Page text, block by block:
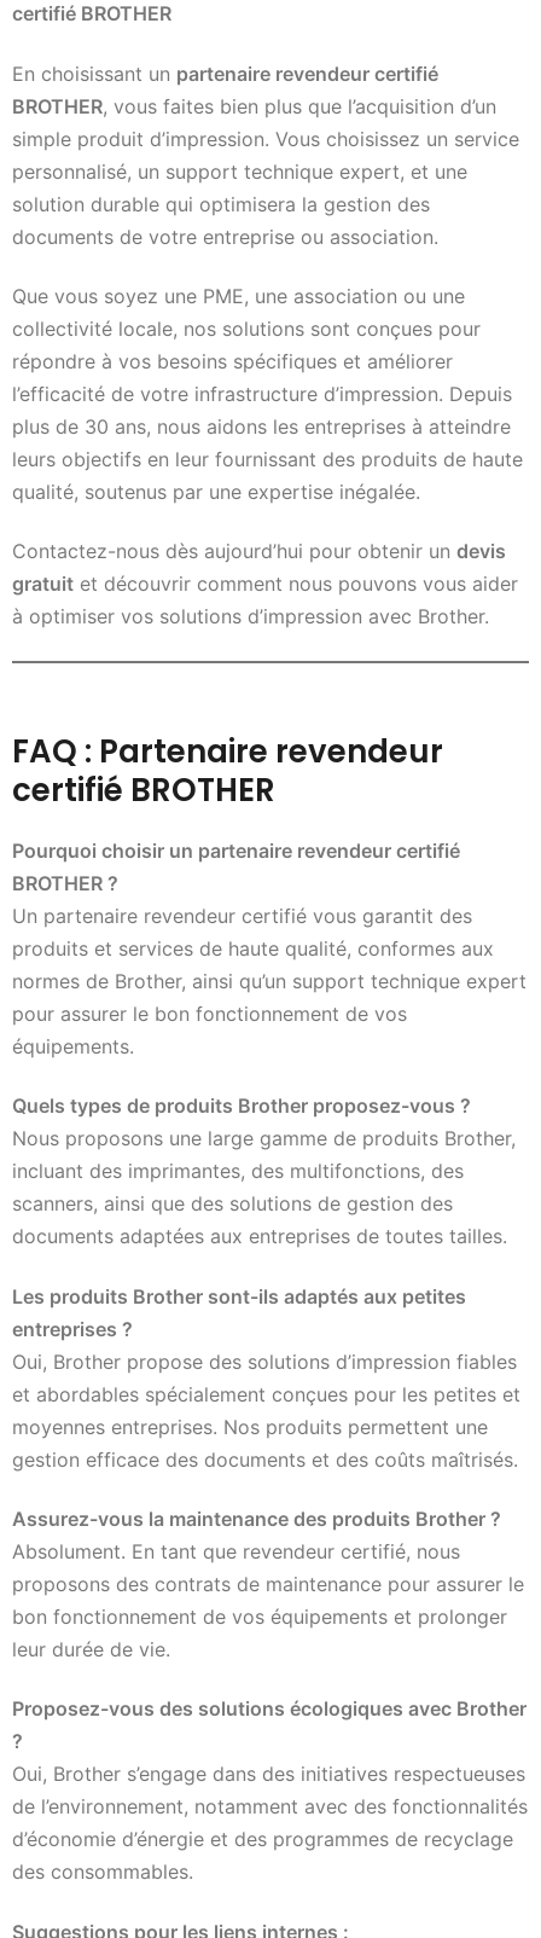
certifié BROTHER
En choisissant un partenaire revendeur certifié
BROTHER, vous faites bien plus que l’acquisition d’un
simple produit d’impression. Vous choisissez un service
personnalisé, un support technique expert, et une
solution durable qui optimisera la gestion des
documents de votre entreprise ou association.
Que vous soyez une PME, une association ou une
collectivité locale, nos solutions sont conçues pour
répondre à vos besoins spécifiques et améliorer
l’efficacité de votre infrastructure d’impression. Depuis
plus de 30 ans, nous aidons les entreprises à atteindre
leurs objectifs en leur fournissant des produits de haute
qualité, soutenus par une expertise inégalée.
Contactez-nous dès aujourd’hui pour obtenir un devis
gratuit et découvrir comment nous pouvons vous aider
à optimiser vos solutions d’impression avec Brother.
FAQ : Partenaire revendeur
certifié BROTHER
Pourquoi choisir un partenaire revendeur certifié
BROTHER ?
Un partenaire revendeur certifié vous garantit des
produits et services de haute qualité, conformes aux
normes de Brother, ainsi qu’un support technique expert
pour assurer le bon fonctionnement de vos
équipements.
Quels types de produits Brother proposez-vous ?
Nous proposons une large gamme de produits Brother,
incluant des imprimantes, des multifonctions, des
scanners, ainsi que des solutions de gestion des
documents adaptées aux entreprises de toutes tailles.
Les produits Brother sont-ils adaptés aux petites
entreprises ?
Oui, Brother propose des solutions d’impression fiables
et abordables spécialement conçues pour les petites et
moyennes entreprises. Nos produits permettent une
gestion efficace des documents et des coûts maîtrisés.
Assurez-vous la maintenance des produits Brother ?
Absolument. En tant que revendeur certifié, nous
proposons des contrats de maintenance pour assurer le
bon fonctionnement de vos équipements et prolonger
leur durée de vie.
Proposez-vous des solutions écologiques avec Brother
?
Oui, Brother s’engage dans des initiatives respectueuses
de l’environnement, notamment avec des fonctionnalités
d’économie d’énergie et des programmes de recyclage
des consommables.
Suggestions pour les liens internes :